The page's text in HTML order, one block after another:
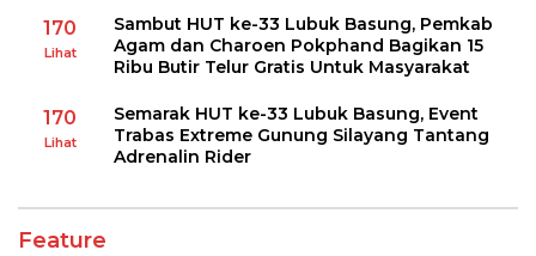
170
Lihat
Sambut HUT ke-33 Lubuk Basung, Pemkab
Agam dan Charoen Pokphand Bagikan 15
Ribu Butir Telur Gratis Untuk Masyarakat
170
Lihat
Semarak HUT ke-33 Lubuk Basung, Event
Trabas Extreme Gunung Silayang Tantang
Adrenalin Rider
Feature